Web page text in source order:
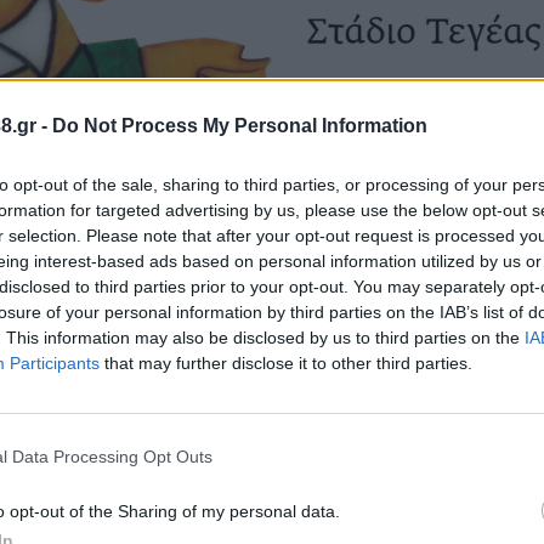
- Do Not Process My Personal Information
opt-out of the sale, sharing to third parties, or processing of your
for targeted advertising by us, please use the below opt-out
selection. Please note that after your opt-out request is processed
interest-based ads based on personal information utilized by us
to third parties prior to your opt-out. You may separately
of your personal information by third parties on the IAB’s list of
This information may also be disclosed by us to third parties on the
Participants that may further disclose it to other third parties.
Data Processing Opt Outs
opt-out of the Sharing of my personal data.
Πολιτιστικό Κέντρο στην αίθουσα Θεάτρου στο
γραμματικός».
Πολιτιστικό Κέντρο
του Ιδρύματος Μιχαήλ Ν. Στασινόπουλος στο